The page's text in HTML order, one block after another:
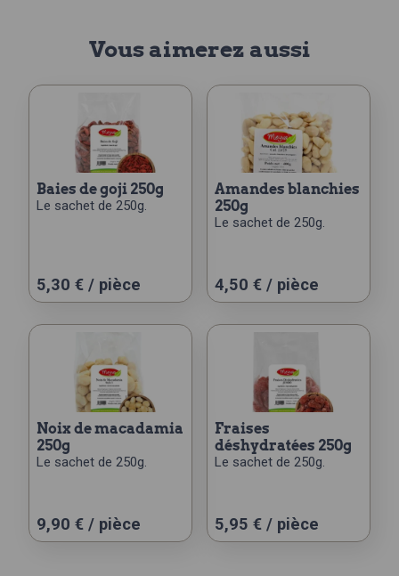
Vous aimerez aussi
baies de goji 250g
Le sachet de 250g.
5,30 € / pièce
amandes blanchies
250g
Le sachet de 250g.
4,50 € / pièce
noix de macadamia
250g
Le sachet de 250g.
9,90 € / pièce
fraises
déshydratées 250g
Le sachet de 250g.
5,95 € / pièce